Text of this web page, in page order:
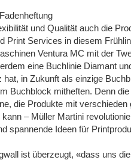
und Qualität auch die
Print Services in diesem
Ventura MC mit der
eine Buchlinie Diamant
hat, in Zukunft als einzige
Buchblock mitheften. Denn
die Produkte mit
kann – Müller Martini
spannende Ideen für
ist überzeugt, «dass uns